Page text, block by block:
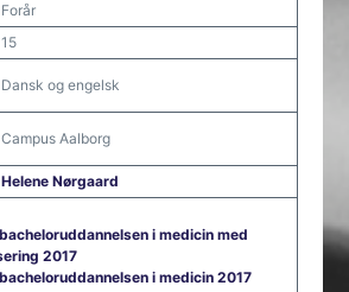
Forår
15
Dansk og engelsk
Campus Aalborg
Helene Nørgaard
i medicin med
2017
i medicin 2017